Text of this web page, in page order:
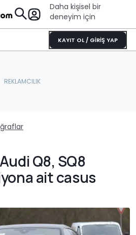
Daha kişisel bir
deneyim için
KAYIT OL / GİRİŞ YAP
Q8, SQ8
ait casus